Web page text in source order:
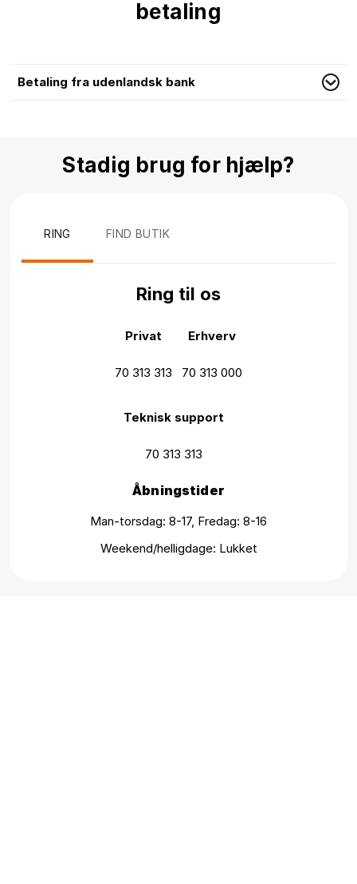
betaling
Betaling fra udenlandsk bank
Stadig brug for hjælp?
RING FIND BUTIK
Ring til os
Privat Erhverv
70 313 313 70 313 000
Teknisk support
70 313 313
Åbningstider
Man-torsdag: 8-17, Fredag: 8-16
Weekend/helligdage: Lukket